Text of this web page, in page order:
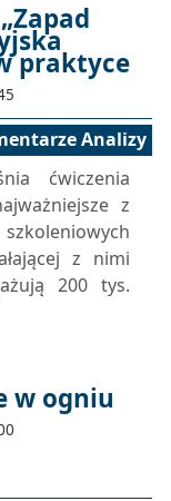
praktyce
Analizy
ćwiczenia
z
z nimi
200 tys.
w ogniu